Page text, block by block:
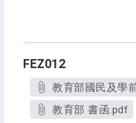
FEZ012
教育部國民及學
教育部 書函.pdf